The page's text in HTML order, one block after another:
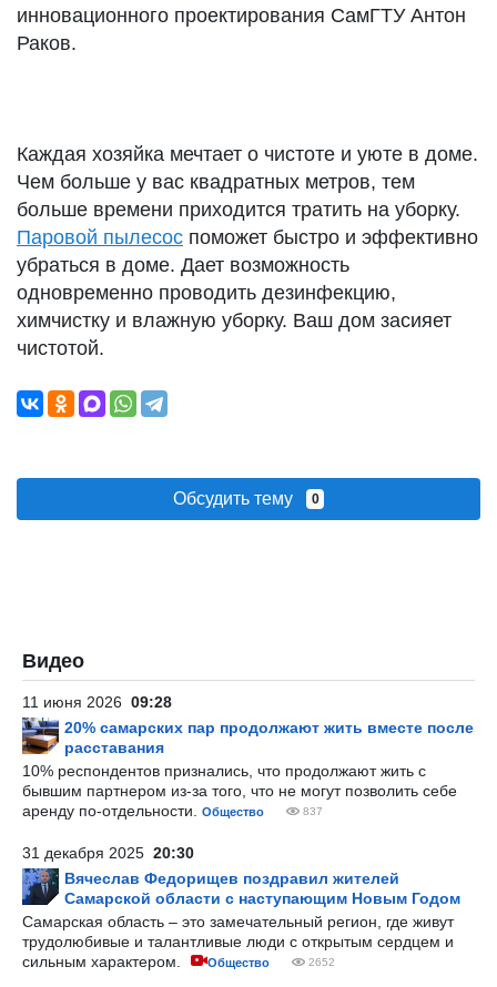
инновационного проектирования СамГТУ Антон
Раков.
Каждая хозяйка мечтает о чистоте и уюте в доме.
Чем больше у вас квадратных метров, тем
больше времени приходится тратить на уборку.
Паровой пылесос поможет быстро и эффективно
убраться в доме. Дает возможность
одновременно проводить дезинфекцию,
химчистку и влажную уборку. Ваш дом засияет
чистотой.
Обсудить тему 0
Видео
11 июня 2026 09:28
20% самарских пар продолжают жить вместе после
расставания
10% респондентов признались, что продолжают жить с
бывшим партнером из-за того, что не могут позволить себе
аренду по-отдельности.
Общество 837
31 декабря 2025 20:30
Вячеслав Федорищев поздравил жителей
Самарской области с наступающим Новым Годом
Самарская область – это замечательный регион, где живут
трудолюбивые и талантливые люди с открытым сердцем и
сильным характером.
Общество 2652